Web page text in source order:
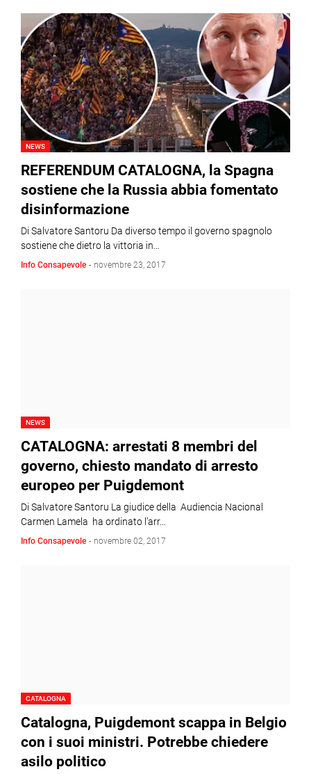
NEWS
REFERENDUM CATALOGNA, la Spagna
sostiene che la Russia abbia fomentato
disinformazione
Di Salvatore Santoru Da diverso tempo il governo spagnolo
sostiene che dietro la vittoria in…
Info Consapevole - novembre 23, 2017
NEWS
CATALOGNA: arrestati 8 membri del
governo, chiesto mandato di arresto
europeo per Puigdemont
Di Salvatore Santoru La giudice della Audiencia Nacional
Carmen Lamela ha ordinato l’arr…
Info Consapevole - novembre 02, 2017
CATALOGNA
Catalogna, Puigdemont scappa in Belgio
con i suoi ministri. Potrebbe chiedere
asilo politico